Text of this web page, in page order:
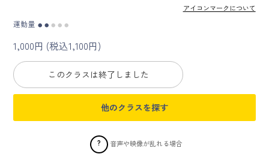
会員規約について
クラス参加にあたっての同意書
特定商取引にかかわる表示
プライバシーポリシー
アイコンマークについて
運動量 ● ● ● ● ●
1,000円 (税込1,100円)
このクラスは終了しました
他のクラスを探す
? 音声や映像が乱れる場合